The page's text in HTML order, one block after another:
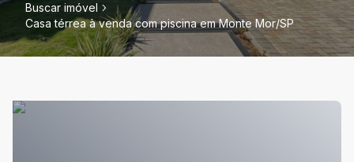
Buscar imóvel
Casa térrea à venda com piscina em Monte Mor/SP